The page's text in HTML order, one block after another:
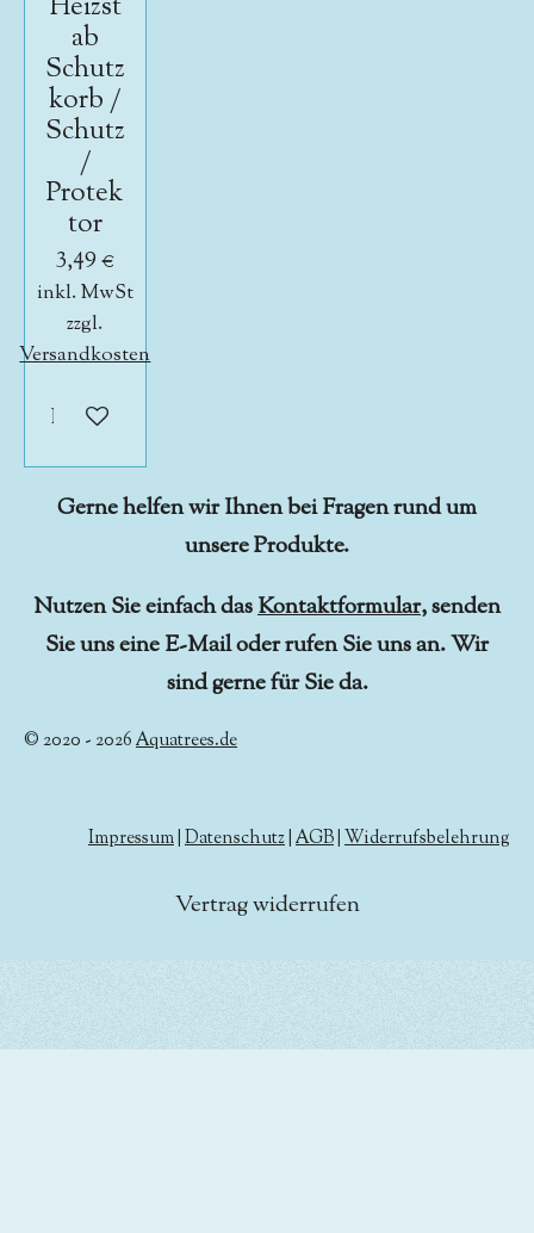
Heizst
ab
Schutz
korb /
Schutz
/
Protek
tor
3,49 €
inkl. MwSt
zzgl.
Versandkosten
In den Warenkorb
Gerne helfen wir Ihnen bei Fragen rund um
unsere Produkte.
Nutzen Sie einfach dasKontaktformular, senden
Sie uns eine E-Mail oder rufen Sie uns an. Wir
sind gerne für Sie da.
© 2020 - 2026Aquatrees.de
Impressum Datenschutz AGB Widerrufsbelehrung
Vertrag widerrufen